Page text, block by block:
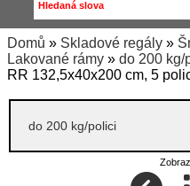
Domů » Skladové regály »
Lakované rámy » do 200 kg/
RR 132,5x40x200 cm, 5
do 200 kg/polici